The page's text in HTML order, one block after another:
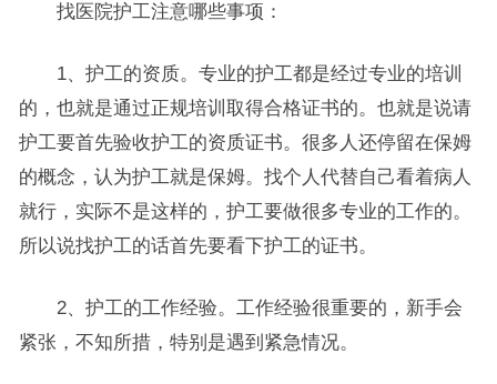
找医院护工注意哪些事项：
1、护工的资质。专业的护工都是经过专业的培训
的，也就是通过正规培训取得合格证书的。也就是说请
护工要首先验收护工的资质证书。很多人还停留在保姆
的概念，认为护工就是保姆。找个人代替自己看着病人
就行，实际不是这样的，护工要做很多专业的工作的。
所以说找护工的话首先要看下护工的证书。
2、护工的工作经验。工作经验很重要的，新手会
紧张，不知所措，特别是遇到紧急情况。